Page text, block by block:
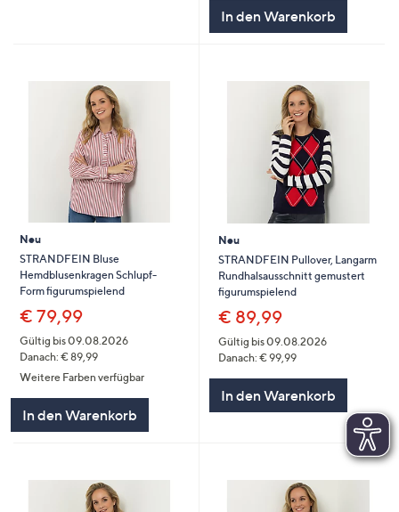
In den Warenkorb
Neu
STRANDFEIN Bluse
Hemdblusenkragen Schlupf-
Form figurumspielend
€ 79,99
Gültig bis 09.08.2026
Danach: € 89,99
Weitere Farben verfügbar
In den Warenkorb
Neu
STRANDFEIN Pullover, Langarm
Rundhalsausschnitt gemustert
figurumspielend
€ 89,99
Gültig bis 09.08.2026
Danach: € 99,99
In den Warenkorb